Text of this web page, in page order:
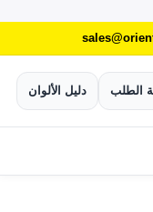
الطلب دليل الألوان